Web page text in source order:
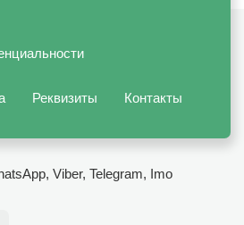
Реквизиты Контакты
Viber, Telegram, Imo